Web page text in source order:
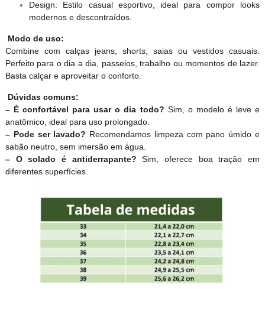
Design: Estilo casual esportivo, ideal para compor looks
modernos e descontraídos.
Modo de uso:
Combine com calças jeans, shorts, saias ou vestidos casuais.
Perfeito para o dia a dia, passeios, trabalho ou momentos de lazer.
Basta calçar e aproveitar o conforto.
Dúvidas comuns:
– É confortável para usar o dia todo? Sim, o modelo é leve e
anatômico, ideal para uso prolongado.
– Pode ser lavado? Recomendamos limpeza com pano úmido e
sabão neutro, sem imersão em água.
– O solado é antiderrapante? Sim, oferece boa tração em
diferentes superfícies.